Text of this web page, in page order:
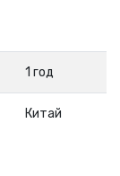
1 год
Китай